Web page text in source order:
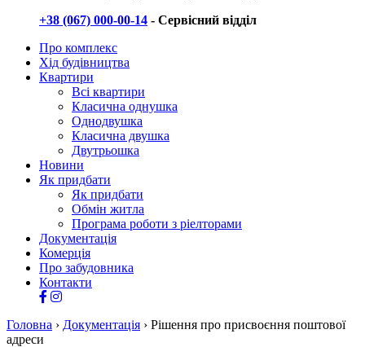
+38 (067) 000-00-14 - Сервісний відділ
Про комплекс
Хід будівництва
Квартири
Всі квартири
Класична однушка
Однодвушка
Класична двушка
Двутрьошка
Новини
Як придбати
Як придбати
Обмін житла
Програма роботи з ріелторами
Документація
Комерція
Про забудовника
Контакти
Головна › Документація › Рішення про присвоєння поштової
адреси